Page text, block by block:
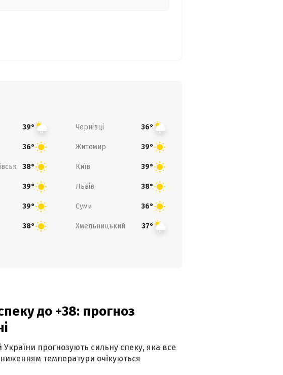
39° Чернівці 36°
36° Житомир 39°
38° Київ 39°
39° Львів 38°
39° Суми 36°
38° Хмельницький 37°
до +38: прогноз
України прогнозують сильну спеку, яка все
температури очікуються